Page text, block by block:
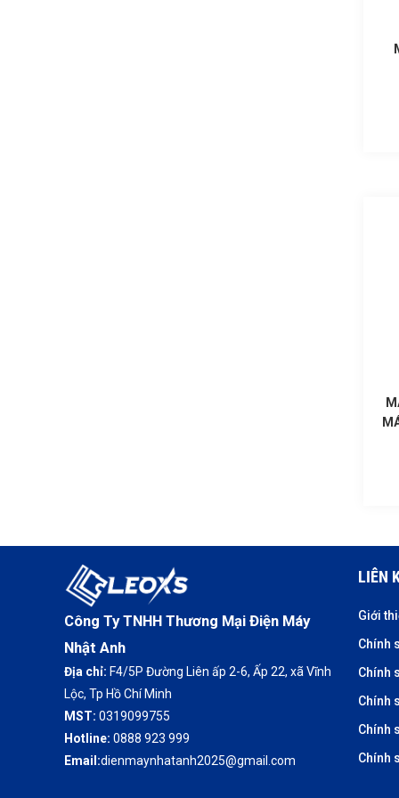
Công Ty TNHH Thương Mại Điện Máy
Nhật Anh
Địa chỉ: F4/5P Đường Liên ấp 2-6, Ấp 22, xã Vĩnh
Lộc, Tp Hồ Chí Minh
MST: 0319099755
Hotline: 0888 923 999
Email:dienmaynhatanh2025@gmail.com
LIÊN
Giới
Chính
Chính
Chính
Chính
Chính